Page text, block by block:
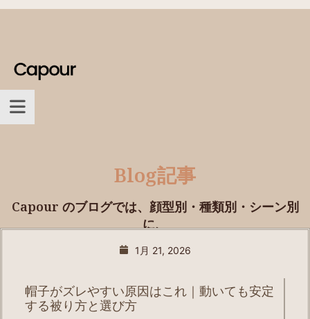
Blog記事
Capour のブログでは、顔型別・種類別・シーン別
に、
プロが選び方を丁寧に解説。
1月 21, 2026
帽子がズレやすい原因はこれ｜動いても安定
する被り方と選び方